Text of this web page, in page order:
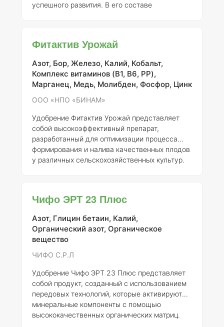
успешного развития. В его составе
активному усвоению элементов питания
рост и развитие. Фитактив Старт включает
оптимальную дозировку витаминов группы B
(В1, В6, РР) и ауксин-фуллеренового
комплекса, которые оказывают
Фитактив Урожай
Азот, Бор, Железо, Калий, Кобальт,
Комплекс витаминов (B1, B6, PP),
Марганец, Медь, Молибден, Фосфор, Цинк
ООО «НПО «БИНАМ»
Удобрение Фитактив Урожай представляет
собой высокоэффективный препарат,
разработанный для оптимизации процесса
формирования и налива качественных плодов
у различных сельскохозяйственных культур.
процессов в растениях, а также повышает их
также содержит важные витамины, такие как
В6, РР и С, которые играют значительную роль
в метаболизме растений и способствуют их
здоровому развитию. Кро
Чифо ЭРТ 23 Плюс
Азот, Глицин бетаин, Калий,
Органический азот, Органическое
вещество
ЧИФО С.Р.Л
Удобрение Чифо ЭРТ 23 Плюс представляет
собой продукт, созданный с использованием
передовых технологий, которые активируют
минеральные компоненты с помощью
высококачественных органических матриц.